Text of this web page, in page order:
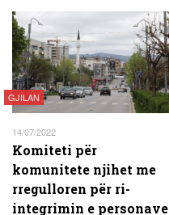
GJILAN
14/07/2022
Komiteti për
komunitete njihet me
rregulloren për ri-
integrimin e personave